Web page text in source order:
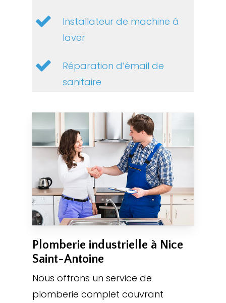
Installateur de machine à
laver
Réparation d’émail de
sanitaire
Plomberie industrielle à Nice
Saint-Antoine
Nous offrons un service de
plomberie complet couvrant